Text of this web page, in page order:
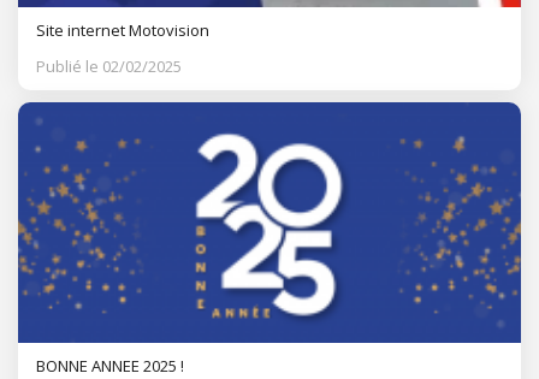
Site internet Motovision
Publié le 02/02/2025
BONNE ANNEE 2025 !